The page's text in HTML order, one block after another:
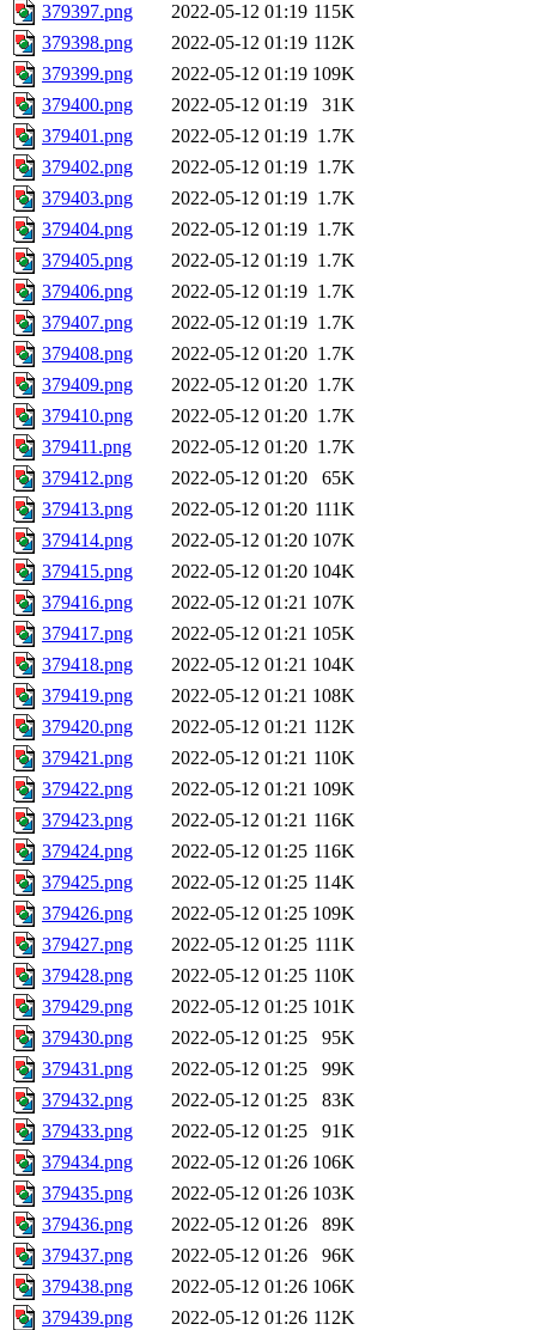
379397.png
2022-05-12 01:19 115K
379398.png
2022-05-12 01:19 112K
379399.png
2022-05-12 01:19 109K
379400.png
2022-05-12 01:19
31K
379401.png
2022-05-12 01:19 1.7K
379402.png
2022-05-12 01:19 1.7K
379403.png
2022-05-12 01:19 1.7K
379404.png
2022-05-12 01:19 1.7K
379405.png
2022-05-12 01:19 1.7K
379406.png
2022-05-12 01:19 1.7K
379407.png
2022-05-12 01:19 1.7K
379408.png
2022-05-12 01:20 1.7K
379409.png
2022-05-12 01:20 1.7K
379410.png
2022-05-12 01:20 1.7K
379411.png
2022-05-12 01:20 1.7K
379412.png
2022-05-12 01:20
65K
379413.png
2022-05-12 01:20 111K
379414.png
2022-05-12 01:20 107K
379415.png
2022-05-12 01:20 104K
379416.png
2022-05-12 01:21 107K
379417.png
2022-05-12 01:21 105K
379418.png
2022-05-12 01:21 104K
379419.png
2022-05-12 01:21 108K
379420.png
2022-05-12 01:21 112K
379421.png
2022-05-12 01:21 110K
379422.png
2022-05-12 01:21 109K
379423.png
2022-05-12 01:21 116K
379424.png
2022-05-12 01:25 116K
379425.png
2022-05-12 01:25 114K
379426.png
2022-05-12 01:25 109K
379427.png
2022-05-12 01:25 111K
379428.png
2022-05-12 01:25 110K
379429.png
2022-05-12 01:25 101K
379430.png
2022-05-12 01:25
95K
379431.png
2022-05-12 01:25
99K
379432.png
2022-05-12 01:25
83K
379433.png
2022-05-12 01:25
91K
379434.png
2022-05-12 01:26 106K
379435.png
2022-05-12 01:26 103K
379436.png
2022-05-12 01:26
89K
379437.png
2022-05-12 01:26
96K
379438.png
2022-05-12 01:26 106K
379439.png
2022-05-12 01:26 112K